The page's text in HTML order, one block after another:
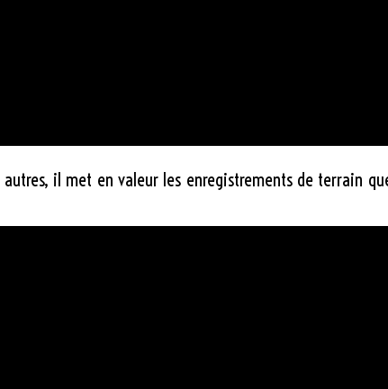
il met en valeur les enregistrements de terrain